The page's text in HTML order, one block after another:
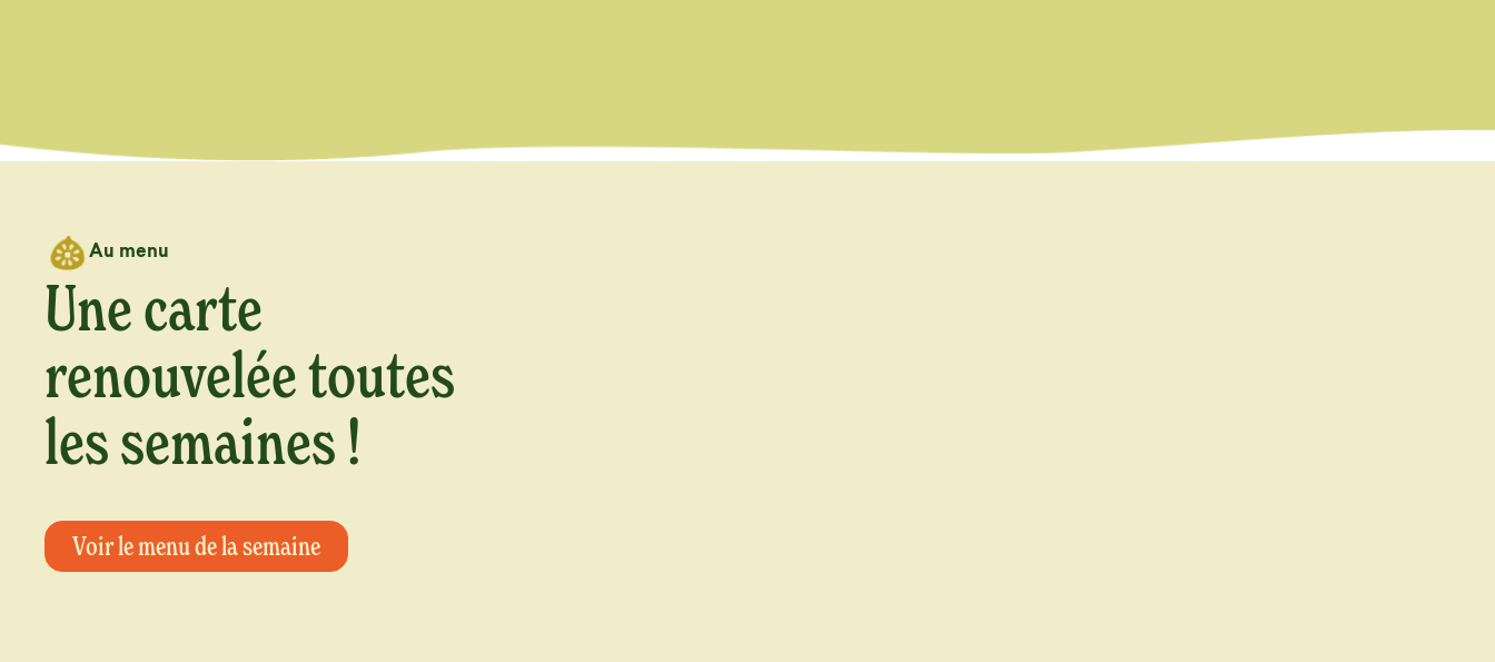
Au menu
Une carte
renouveléetoutes
les semaines !
Voir le menu de la semaine